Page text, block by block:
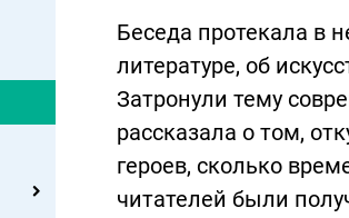
Беседа протекала в
литературе, об
Затронули тему
рассказала о том,
героев, сколько
читателей были